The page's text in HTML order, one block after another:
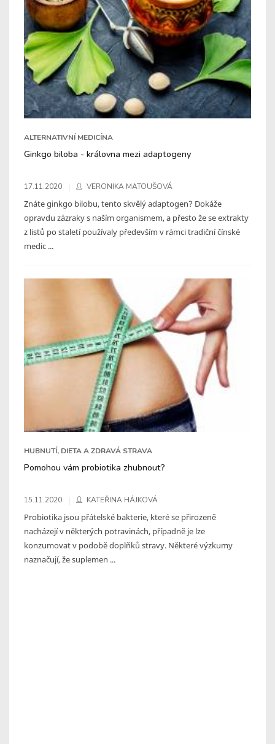
ALTERNATIVNÍ MEDICÍNA
Ginkgo biloba - královna mezi adaptogeny
17.11.2020 VERONIKA MATOUŠOVÁ
Znáte ginkgo bilobu, tento skvělý adaptogen? Dokáže
opravdu zázraky s naším organismem, a přesto že se extrakty
z listů po staletí používaly především v rámci tradiční čínské
medic ...
HUBNUTÍ, DIETA A ZDRAVÁ STRAVA
Pomohou vám probiotika zhubnout?
15.11.2020 KATEŘINA HÁJKOVÁ
Probiotika jsou přátelské bakterie, které se přirozeně
nacházejí v některých potravinách, případně je lze
konzumovat v podobě doplňků stravy. Některé výzkumy
naznačují, že suplemen ...